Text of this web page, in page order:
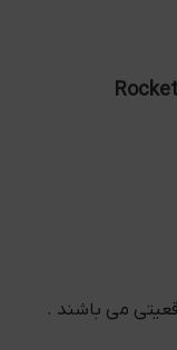
می باشند .